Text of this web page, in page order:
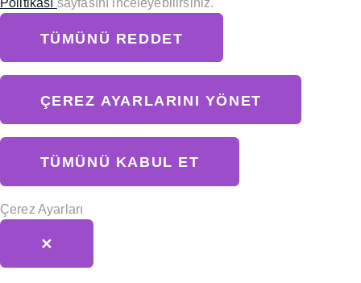
Politikası sayfasını inceleyebilirsiniz.
TÜMÜNÜ REDDET
ÇEREZ AYARLARINI YÖNET
TÜMÜNÜ KABUL ET
Çerez Ayarları
✕